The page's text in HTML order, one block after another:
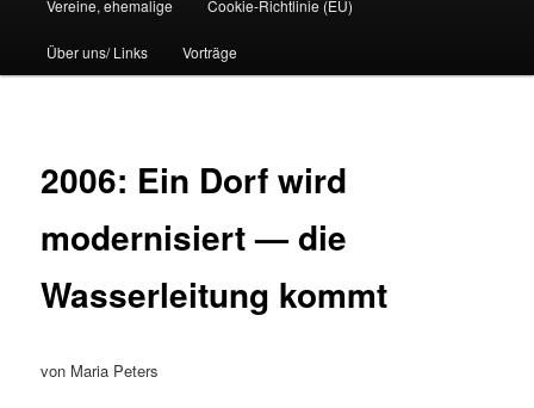
Vereine, ehemalige Cookie-Richtlinie (EU)
Über uns/ Links Vorträge
2006: Ein Dorf wird
modernisiert — die
Wasserleitung kommt
von Maria Peters